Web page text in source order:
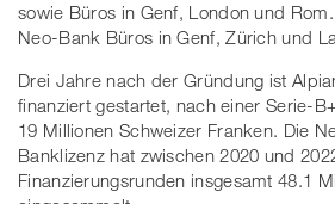
sowie Büros in Genf, London und
Neo-Bank Büros in Genf, Zürich und
Drei Jahre nach der Gründung ist
finanziert gestartet, nach einer Serie-
19 Millionen Schweizer Franken. Die
Banklizenz hat zwischen 2020 und
Finanzierungsrunden insgesamt 48.1